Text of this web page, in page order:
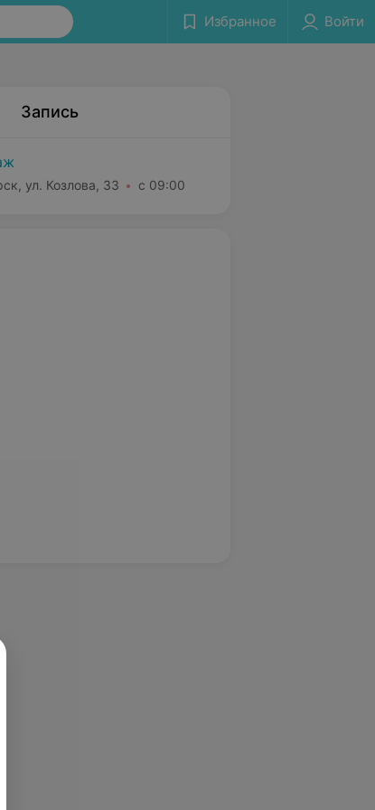
Избранное Войти
Запись
ул. Козлова, 33 с 09:00